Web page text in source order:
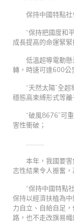
保持中國特點
“保持把國度和
成長提高的命運緊
低溫超導電動
轉，時速可達600公
“天然太陽”全
穩態高束縛形式等
“破風8676”可
害性衝破；
本年，我國要
志性結果令人振奮
“保持中國特點
保持以經濟扶植為
力自立、自給自足
路，也不走改旗易